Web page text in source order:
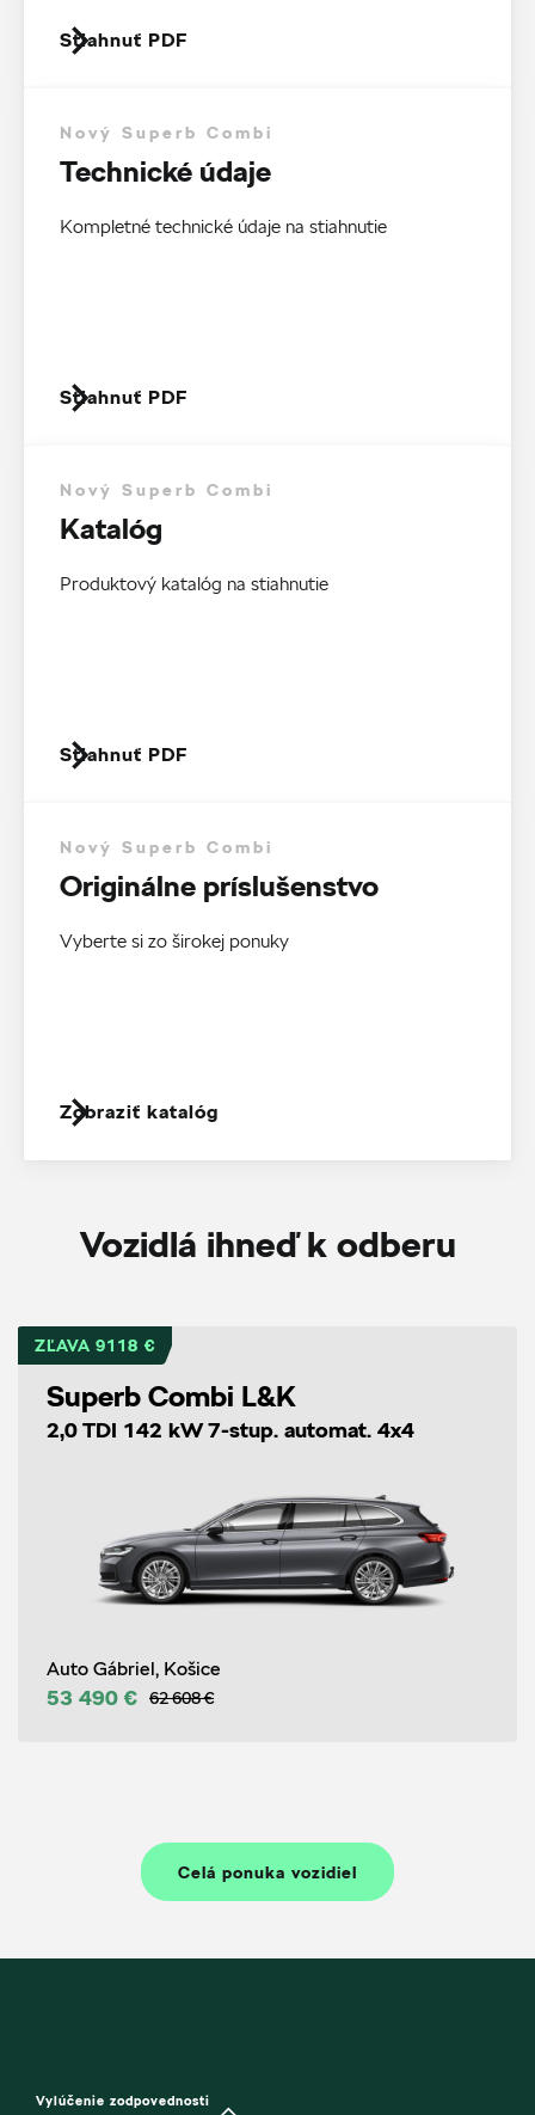
Stiahnuť PDF
Nový Superb Combi
Technické údaje
Kompletné technické údaje na stiahnutie
Stiahnuť PDF
Nový Superb Combi
Katalóg
Produktový katalóg na stiahnutie
Stiahnuť PDF
Nový Superb Combi
Originálne príslušenstvo
Vyberte si zo širokej ponuky
Zobraziť katalóg
Vozidlá ihneď k odberu
ZĽAVA 9118 €
Superb Combi L&K
2,0 TDI 142 kW 7-stup. automat. 4x4
Auto Gábriel, Košice
53 490 € 62 608 €
Celá ponuka vozidiel
Vylúčenie zodpovednosti